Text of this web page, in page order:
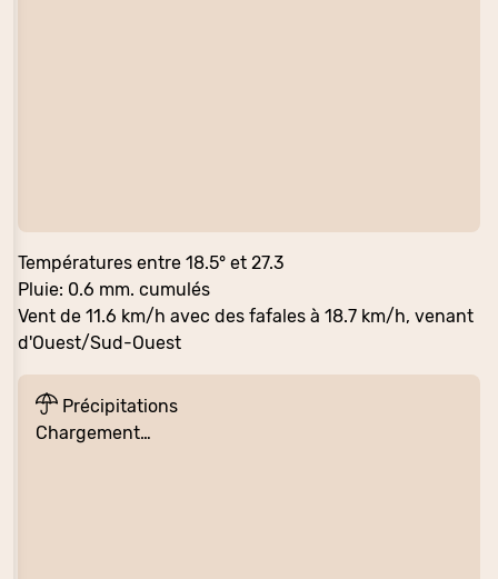
Températures entre 18.5° et 27.3
Pluie: 0.6 mm. cumulés
Vent de 11.6 km/h avec des fafales à 18.7 km/h, venant
d'Ouest/Sud-Ouest
Précipitations
Chargement…